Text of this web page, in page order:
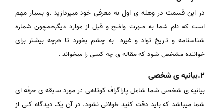
در این قسمت در وهله ی اول به معرفی خود میپردازید .و بسیار مهم
است که نام شما به صورت واضح و قبل از موارد دیگرهمچون شماره
شناسنامه و تاریخ تواد و غیره به چشم بخورد تا هرچه بیشتر برای
خواننده مشخص شود که مقاله ی چه کسی را میخواند .
2.بیانیه ی شخصی
بیانیه ی شخصی شما شامل پاراگراف کوتاهی در مورد سابقه ی حرفه ای
شما میباشد که باید دقت کنید طولانی نشود. در آن یک دیدگاه کلی از